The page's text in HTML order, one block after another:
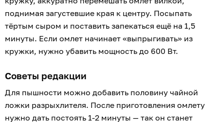
поднимая загустевшие края к центру. Посыпать
тёртым сыром и поставить запекаться ещё на 1,5
минуты. Если омлет начинает «выпрыгивать» из
кружки, нужно убавить мощность до 600 Вт.
Советы редакции
Для пышности можно добавить половину чайной
ложки разрыхлителя. После приготовления омлету
нужно дать постоять 1-2 минуты — так он станет